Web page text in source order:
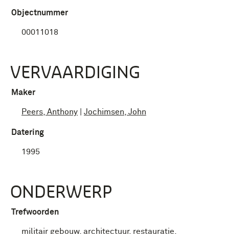
Objectnummer
00011018
VERVAARDIGING
Maker
Peers, Anthony Jochimsen, John
Datering
1995
ONDERWERP
Trefwoorden
militair gebouw, architectuur, restauratie